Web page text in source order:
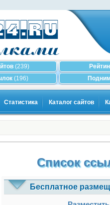
(239)
(196)
Статистика Каталог сайтов
Список
Бесплатное